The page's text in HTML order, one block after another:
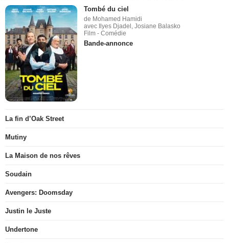
Tombé du ciel
de Mohamed Hamidi
avec Ilyes Djadel, Josiane Balasko
Film - Comédie
Bande-annonce
La fin d’Oak Street
Mutiny
La Maison de nos rêves
Soudain
Avengers: Doomsday
Justin le Juste
Undertone